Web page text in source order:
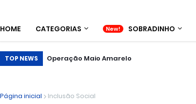
HOME CATEGORIAS SOBRADINHO
TOP NEWS Operação Maio Amarelo
Queijo do DF é premiado nacionalmente
Página inicial Inclusão Social